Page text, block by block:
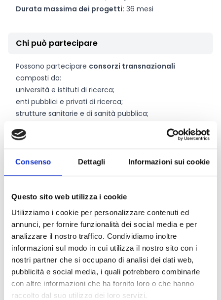
Consenso Dettagli Informazioni sui cookie
Questo sito web utilizza i cookie
Utilizziamo i cookie per personalizzare contenuti ed
annunci, per fornire funzionalità dei social media e per
analizzare il nostro traffico. Condividiamo inoltre
informazioni sul modo in cui utilizza il nostro sito con i
nostri partner che si occupano di analisi dei dati web,
pubblicità e social media, i quali potrebbero combinarle
con altre informazioni che ha fornito loro o che hanno
raccolto dal suo utilizzo dei loro servizi.
Durata massima dei progetti: 36 mesi
Chi può partecipare
Possono partecipare consorzi transnazionali
composti da:
università e istituti di ricerca;
enti pubblici e privati di ricerca;
strutture sanitarie e di sanità pubblica;
Attenzione!
Per l’Italia sono ammessi a presentare
domanda esclusivamente iricercatori degli IRCCS
(Istituti di Ricovero e Cura a Carattere Scientifico). Le
università, gli altri istituti di ricerca e le aziende sono
Requisiti principali:
minimo
3 partner provenienti da
almeno 3 Paesi
partecipanti
, di cui almeno 2 Stati membri UE o Paesi
associati;
massimo
6 partner (estendibile a 7 in casi specifici);
un solo partner per ciascuna organizzazione di
finanziamento nazionale all’interno dello stesso
consorzio;
ogni partner deve essere ammissibile secondo le